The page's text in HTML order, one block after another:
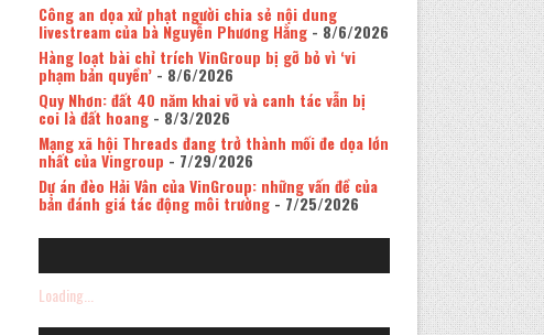
Công an dọa xử phạt người chia sẻ nội dung
livestream của bà Nguyễn Phương Hằng- 8/6/2026
Hàng loạt bài chỉ trích VinGroup bị gỡ bỏ vì ‘vi
phạm bản quyền’- 8/6/2026
Quy Nhơn: đất 40 năm khai vỡ và canh tác vẫn bị
coi là đất hoang- 8/3/2026
Mạng xã hội Threads đang trở thành mối đe dọa lớn
nhất của Vingroup - 7/29/2026
Dự án đèo Hải Vân của VinGroup: những vấn đề của
bản đánh giá tác động môi trường- 7/25/2026
Loading...